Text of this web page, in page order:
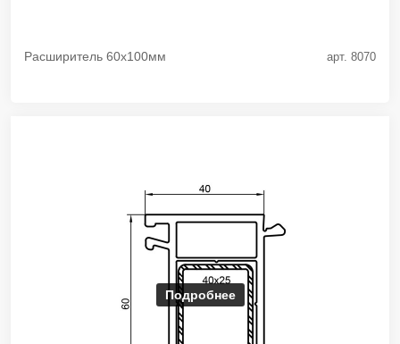
Расширитель 60х100мм арт. 8070
Подробнее